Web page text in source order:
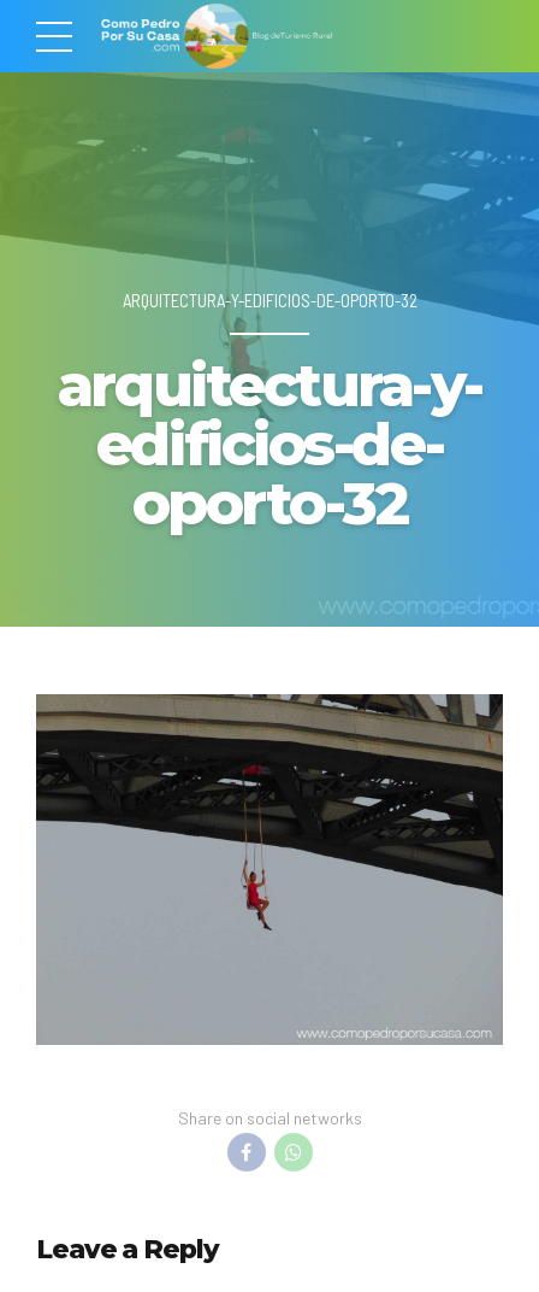
ARQUITECTURA-Y-EDIFICIOS-DE-OPORTO-32
arquitectura-y-
edificios-de-
oporto-32
Share on social networks
Leave a Reply